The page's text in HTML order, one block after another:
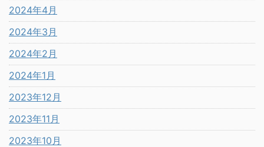
2024年4月
2024年3月
2024年2月
2024年1月
2023年12月
2023年11月
2023年10月